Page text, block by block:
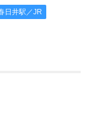
日井駅／JR